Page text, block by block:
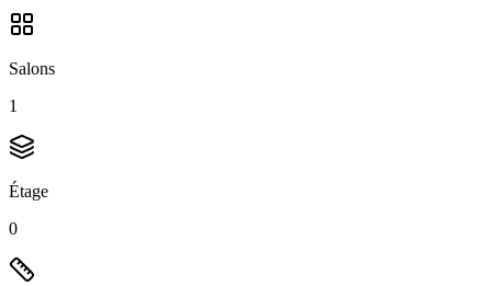
Salons
1
Étage
0